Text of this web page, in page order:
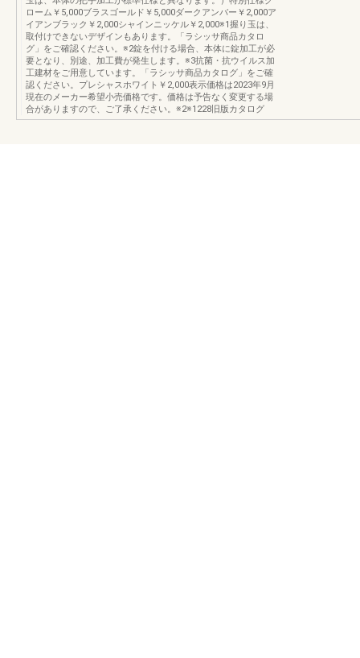
ローム￥5,000ブラスゴールド￥5,000ダークアンバー￥2,000ア
イアンブラック￥2,000シャインニッケル￥2,000※1握り玉は、
取付けできないデザインもあります。「ラシッサ商品カタロ
グ」をご確認ください。※2錠を付ける場合、本体に錠加工が必
要となり、別途、加工費が発生します。※3抗菌・抗ウイルス加
工建材をご用意しています。「ラシッサ商品カタログ」をご確
認ください。プレシャスホワイト￥2,000表示価格は2023年9月
現在のメーカー希望小売価格です。価格は予告なく変更する場
合がありますので、ご了承ください。※2※1228旧版カタログ